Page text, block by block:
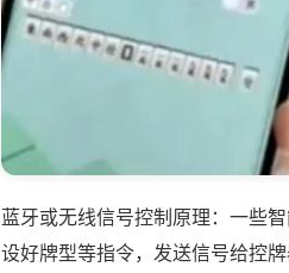
蓝牙或无线信号控制原理：一些
设好牌型等指令，发送信号给控